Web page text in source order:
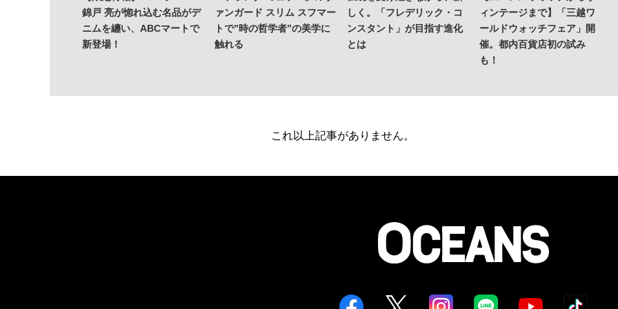
錦戸 亮が惚れ込む名品がデ
ニムを纏い、ABCマートで
新登場！
ァンガード スリム スフマー
トで”時の哲学者”の美学に
触れる
しく。「フレデリック・コ
ンスタント」が目指す進化
とは
ィンテージまで】「三越ワ
ールドウォッチフェア」開
催。都内百貨店初の試み
も！
これ以上記事がありません。